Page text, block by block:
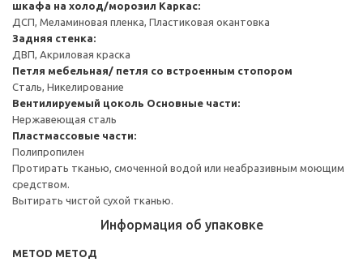
шкафа на холод/морозил Каркас:
ДСП, Меламиновая пленка, Пластиковая окантовка
Задняя стенка:
ДВП, Акриловая краска
Петля мебельная/ петля со встроенным стопором
Сталь, Никелирование
Вентилируемый цоколь Основные части:
Нержавеющая сталь
Пластмассовые части:
Полипропилен
Протирать тканью, смоченной водой или неабразивным моющим
средством.
Вытирать чистой сухой тканью.
Информация об упаковке
METOD МЕТОД